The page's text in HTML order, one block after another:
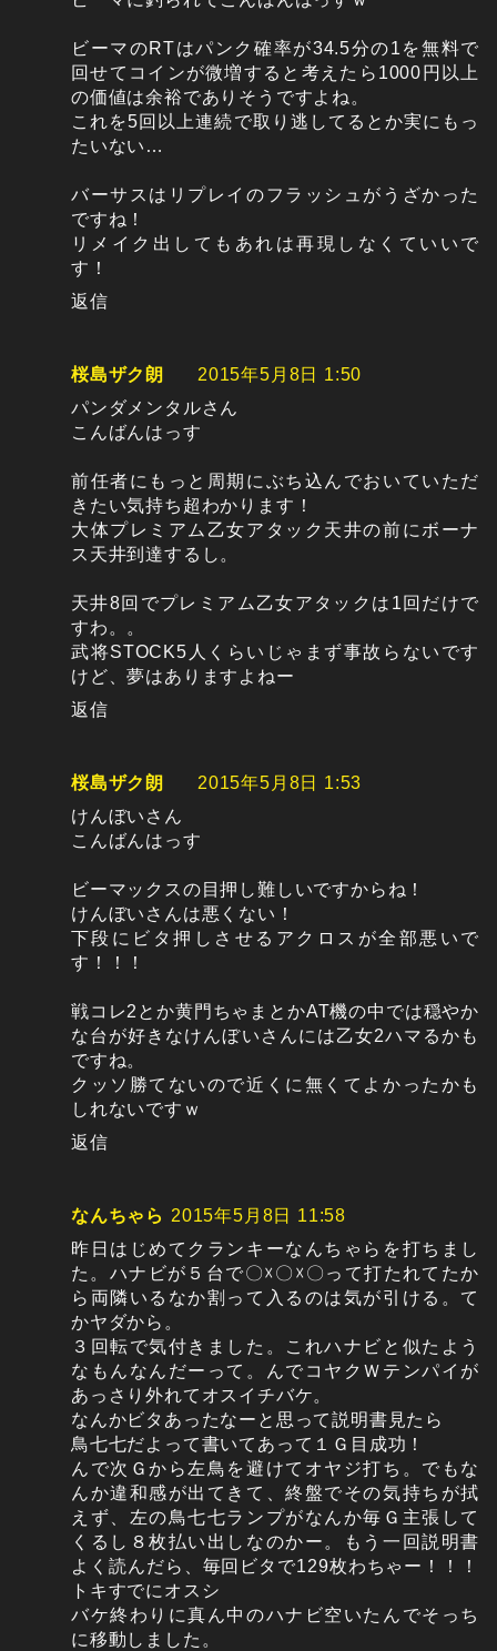
ビーマのRTはパンク確率が34.5分の1を無料で
回せてコインが微増すると考えたら1000円以上
の価値は余裕でありそうですよね。
これを5回以上連続で取り逃してるとか実にもっ
たいない…
バーサスはリプレイのフラッシュがうざかった
ですね！
リメイク出してもあれは再現しなくていいで
す！
返信
桜島ザク朗
2015年5月8日 1:50
パンダメンタルさん
こんばんはっす
前任者にもっと周期にぶち込んでおいていただ
きたい気持ち超わかります！
大体プレミアム乙女アタック天井の前にボーナ
ス天井到達するし。
天井8回でプレミアム乙女アタックは1回だけで
すわ。。
武将STOCK5人くらいじゃまず事故らないです
けど、夢はありますよねー
返信
桜島ザク朗
2015年5月8日 1:53
けんぼいさん
こんばんはっす
ビーマックスの目押し難しいですからね！
けんぼいさんは悪くない！
下段にビタ押しさせるアクロスが全部悪いで
す！！！
戦コレ2とか黄門ちゃまとかAT機の中では穏やか
な台が好きなけんぼいさんには乙女2ハマるかも
ですね。
クッソ勝てないので近くに無くてよかったかも
しれないですｗ
返信
なんちゃら 2015年5月8日 11:58
昨日はじめてクランキーなんちゃらを打ちまし
た。ハナビが５台で〇☓〇☓〇って打たれてたか
ら両隣いるなか割って入るのは気が引ける。て
かヤダから。
３回転で気付きました。これハナビと似たよう
なもんなんだーって。んでコヤクＷテンパイが
あっさり外れてオスイチバケ。
なんかビタあったなーと思って説明書見たら
鳥七七だよって書いてあって１Ｇ目成功！
んで次Ｇから左鳥を避けてオヤジ打ち。でもな
んか違和感が出てきて、終盤でその気持ちが拭
えず、左の鳥七七ランプがなんか毎Ｇ主張して
くるし８枚払い出しなのかー。もう一回説明書
よく読んだら、毎回ビタで129枚わちゃー！！！
トキすでにオスシ
バケ終わりに真ん中のハナビ空いたんでそっち
に移動しました。